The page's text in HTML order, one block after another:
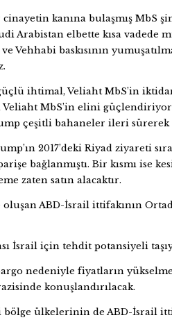
kanına bulaşmış MbS
Arabistan elbette kısa
ve Vehhabi baskısının
ihtimal, Veliaht MbS’in
Veliaht MbS’in elini
çeşitli bahaneler ileri
2017’deki Riyad ziyareti
bağlanmıştı. Bir kısmı ise
zaten satın alacaktır.
ABD-İsrail ittifakının
İsrail için tehdit potansiyeli
nedeniyle fiyatların
konuşlandırılacak.
bölge ülkelerinin de ABD-İsrail